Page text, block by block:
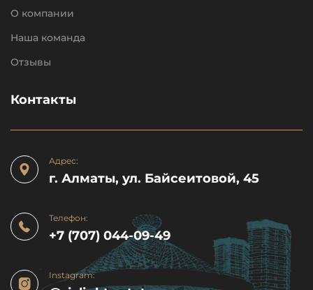
О компании
Наша команда
Отзывы
Контакты
Адрес:
г. Алматы, ул. Байсеитовой, 45
Телефон:
+7 (707) 044-09-49
Instagram: